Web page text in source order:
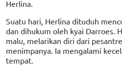
Herlina.
Suatu hari, Herlina dituduh
dan dihukum oleh kyai Darroes.
malu, melarikan diri dari
menimpanya. Ia mengalami
tempat.